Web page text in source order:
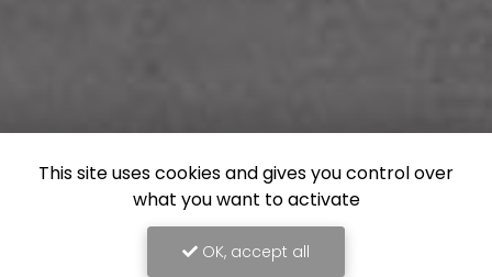
This site uses cookies and gives you control over
what you want to activate
OK, accept all